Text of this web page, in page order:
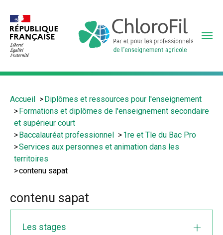
contenu
principal
Vous
êtes
Accueil
Diplômes et ressources pour l'enseignement
Formations et diplômes de l'enseignement secondaire
et supérieur court
Baccalauréat professionnel
1re et Tle du Bac Pro
Services aux personnes et animation dans les
territoires
contenu sapat
contenu sapat
Les stages